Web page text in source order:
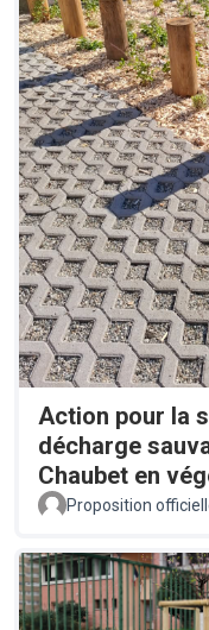
Action pour la
décharge
Chaubet en
Proposition